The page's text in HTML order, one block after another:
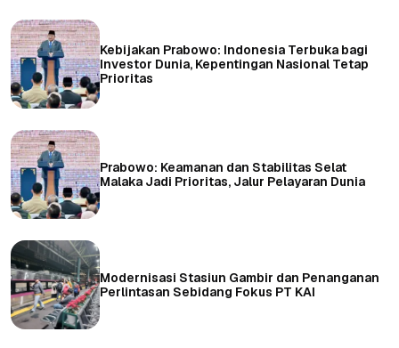
Kebijakan Prabowo: Indonesia Terbuka bagi
Investor Dunia, Kepentingan Nasional Tetap
Prioritas
Prabowo: Keamanan dan Stabilitas Selat
Malaka Jadi Prioritas, Jalur Pelayaran Dunia
Modernisasi Stasiun Gambir dan Penanganan
Perlintasan Sebidang Fokus PT KAI